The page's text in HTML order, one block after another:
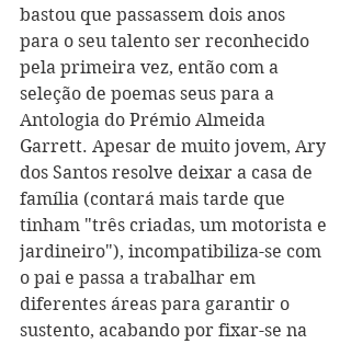
bastou que passassem dois anos
para o seu talento ser reconhecido
pela primeira vez, então com a
seleção de poemas seus para a
Antologia do Prémio Almeida
Garrett. Apesar de muito jovem, Ary
dos Santos resolve deixar a casa de
família (contará mais tarde que
tinham "três criadas, um motorista e
jardineiro"), incompatibiliza-se com
o pai e passa a trabalhar em
diferentes áreas para garantir o
sustento, acabando por fixar-se na